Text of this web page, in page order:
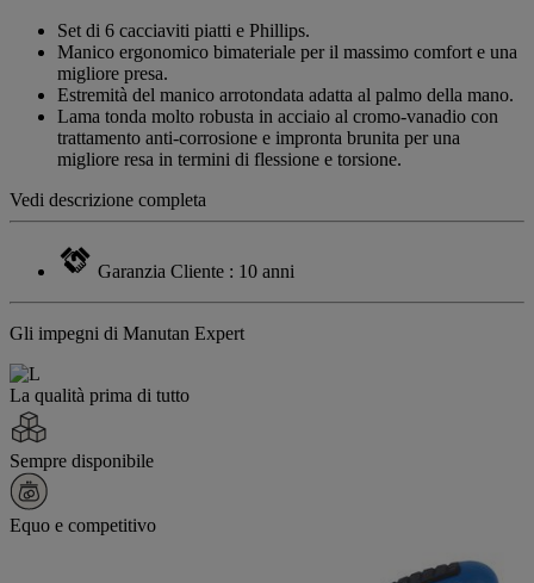
pagina.
Set di 6 cacciaviti piatti e Phillips.
Manico ergonomico bimateriale per il massimo comfort e una
migliore presa.
Estremità del manico arrotondata adatta al palmo della mano.
Lama tonda molto robusta in acciaio al cromo-vanadio con
trattamento anti-corrosione e impronta brunita per una
migliore resa in termini di flessione e torsione.
Vedi descrizione completa
Garanzia Cliente : 10 anni
Gli impegni di Manutan Expert
La qualità prima di tutto
Sempre disponibile
Equo e competitivo